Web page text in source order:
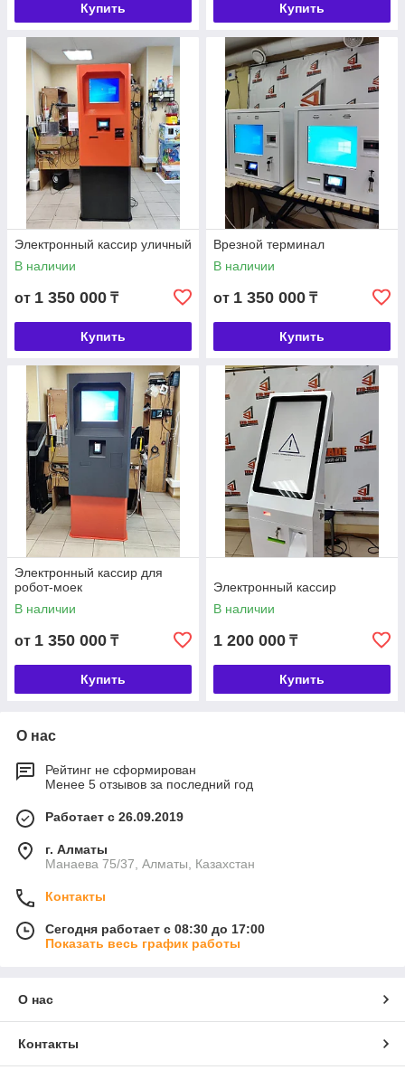
Купить Купить
Электронный кассир уличный
В наличии
от 1 350 000 ₸
Купить
Врезной терминал
В наличии
от 1 350 000 ₸
Купить
Электронный кассир для
робот-моек
В наличии
от 1 350 000 ₸
Купить
Электронный кассир
В наличии
1 200 000 ₸
Купить
О нас
Рейтинг не сформирован
Менее 5 отзывов за последний год
Работает с 26.09.2019
г. Алматы
Манаева 75/37, Алматы, Казахстан
Контакты
Сегодня работает с 08:30 до 17:00
Показать весь график работы
О нас
Контакты